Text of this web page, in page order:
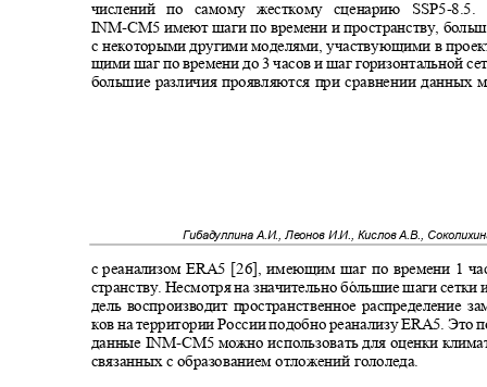
числений по самому жесткому сценарию SSP5-8.5.
INM-CM5 имеют шаги по времени и пространству,
с некоторыми другими моделями, участвующими в
щими шаг по времени до 3 часов и шаг горизонтальной
большие различия проявляются при сравнении данных
Гибадуллина А.И., Леонов И.И., Кислов А.В.,
с реанализом ERA5 [26], имеющим шаг по времени 1
странству. Несмотря на значительно большие шаги
дель воспроизводит пространственное распределение
ков на территории России подобно реанализуERA5. Это
данные INM-CM5 можно использовать для оценки
связанных с образованием отложений гололеда.